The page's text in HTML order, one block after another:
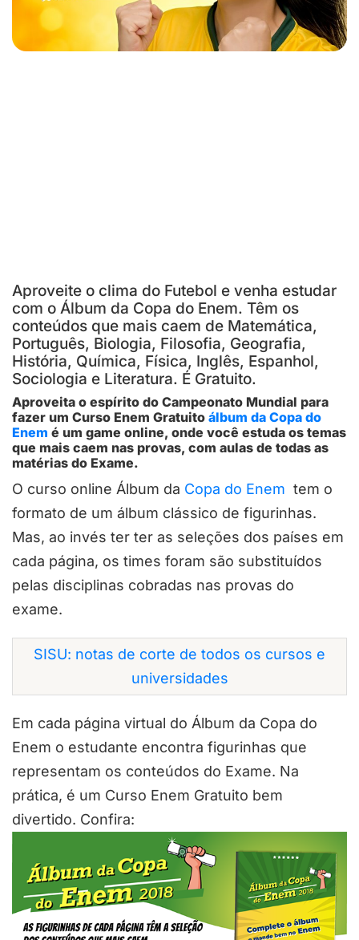
Aproveite o clima do Futebol e venha estudar
com o Álbum da Copa do Enem. Têm os
conteúdos que mais caem de Matemática,
Português, Biologia, Filosofia, Geografia,
História, Química, Física, Inglês, Espanhol,
Sociologia e Literatura. É Gratuito.
Aproveita o espírito do Campeonato Mundial para
fazer um Curso Enem Gratuito álbum da Copa do
Enem é um game online, onde você estuda os temas
que mais caem nas provas, com aulas de todas as
matérias do Exame.
O curso online Álbum da Copa do Enem tem o
formato de um álbum clássico de figurinhas.
Mas, ao invés ter ter as seleções dos países em
cada página, os times foram são substituídos
pelas disciplinas cobradas nas provas do
exame.
SISU: notas de corte de todos os cursos e
universidades
Em cada página virtual do Álbum da Copa do
Enem o estudante encontra figurinhas que
representam os conteúdos do Exame. Na
prática, é um Curso Enem Gratuito bem
divertido. Confira: